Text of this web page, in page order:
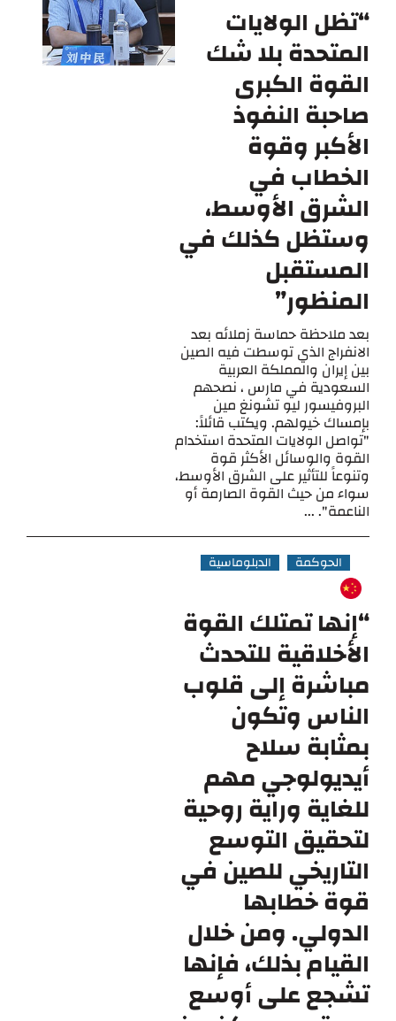
“تظل الولايات
المتحدة بلا شك
القوة الكبرى
صاحبة النفوذ
الأكبر وقوة
الخطاب في
الشرق الأوسط،
وستظل كذلك في
المستقبل
المنظور”
بعد ملاحظة حماسة زملائه بعد
الانفراج الذي توسطت فيه الصين
بين إيران والمملكة العربية
السعودية في مارس ، نصحهم
البروفيسور ليو تشونغ مين
بإمساك خيولهم. ويكتب قائلاً:
"تواصل الولايات المتحدة استخدام
القوة والوسائل الأكثر قوة
وتنوعاً للتأثير على الشرق الأوسط،
سواء من حيث القوة الصارمة أو
الناعمة". ...
الحوكمة الدبلوماسية
“إنها تمتلك القوة
الأخلاقية للتحدث
مباشرة إلى قلوب
الناس وتكون
بمثابة سلاح
أيديولوجي مهم
للغاية وراية روحية
لتحقيق التوسع
التاريخي للصين في
قوة خطابها
الدولي. ومن خلال
القيام بذلك، فإنها
تشجع على أوسع